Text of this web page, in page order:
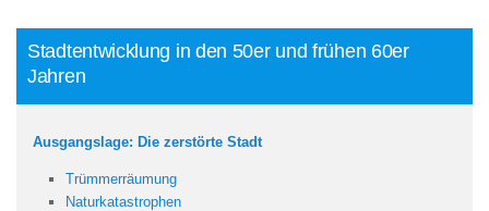
Stadtentwicklung in den 50er und frühen 60er
Jahren
Ausgangslage: Die zerstörte Stadt
Trümmerräumung
Naturkatastrophen